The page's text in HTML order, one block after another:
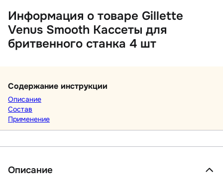
Информация о товаре Gillette
Venus Smooth Кассеты для
бритвенного станка 4 шт
Содержание инструкции
Описание
Состав
Применение
Описание